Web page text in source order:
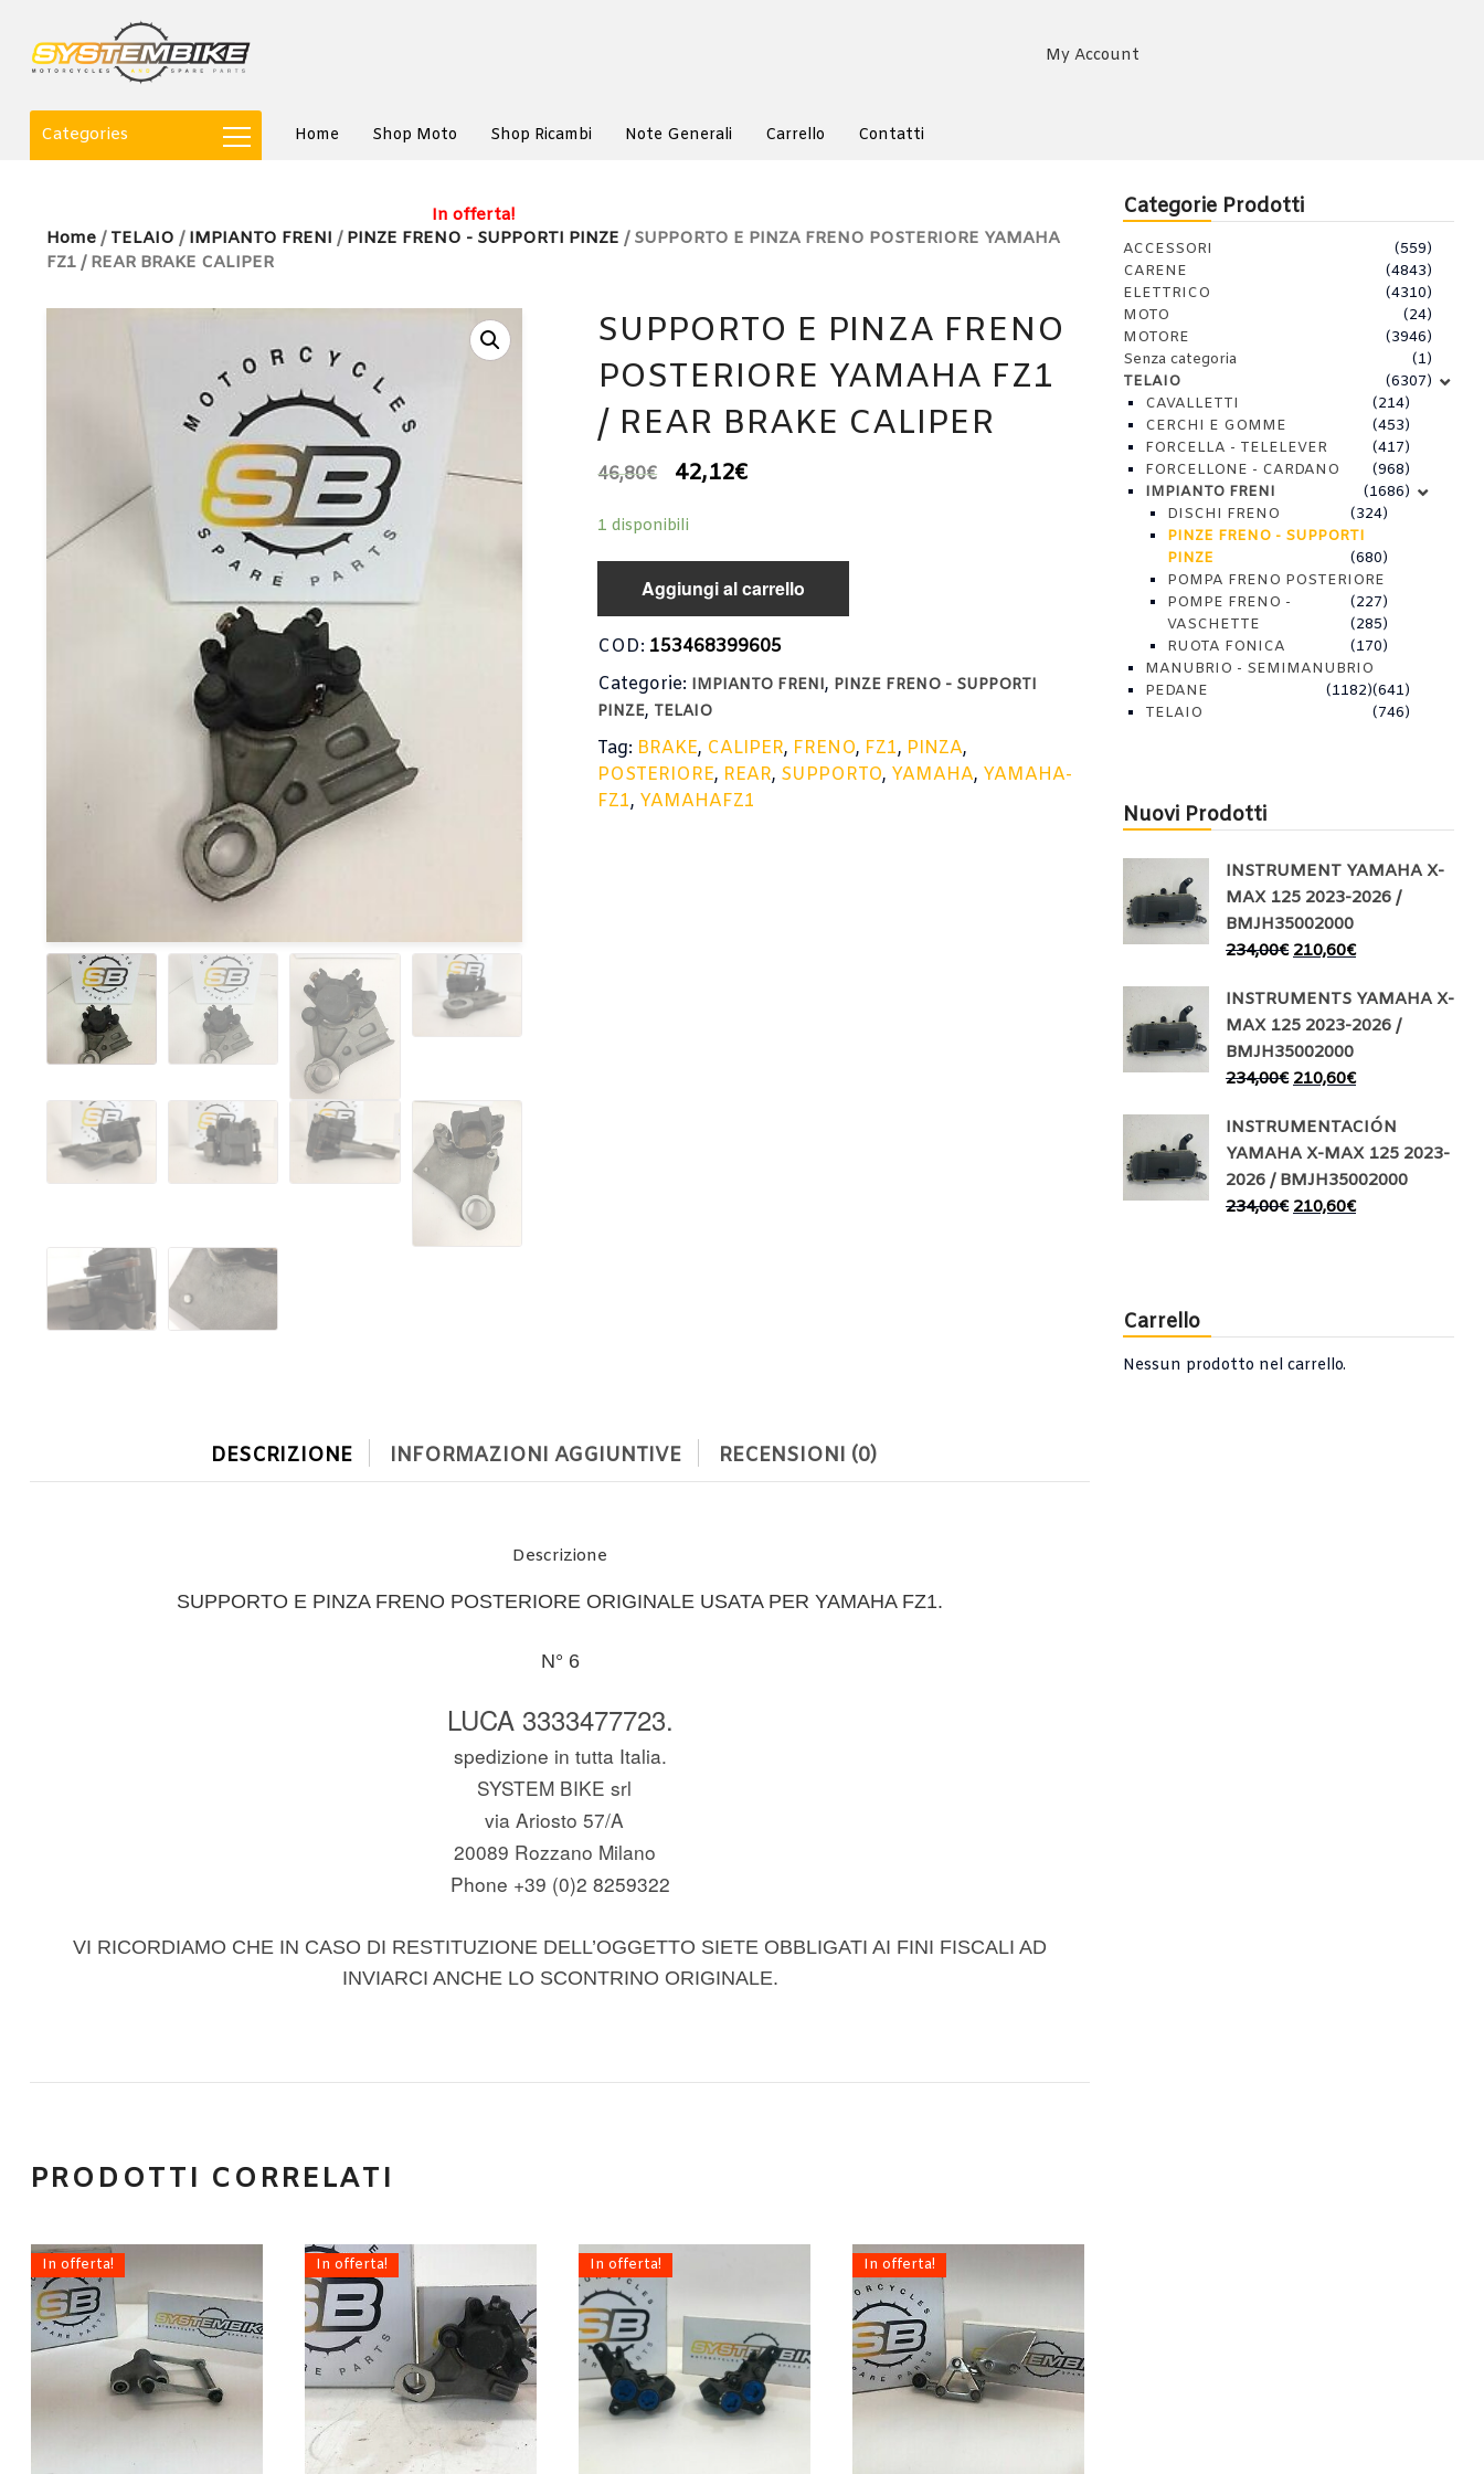
My Account
Categories Home Shop Moto Shop Ricambi Note Generali Carrello Contatti
Home / TELAIO / IMPIANTO FRENI / PINZE FRENO - SUPPORTI PINZE / SUPPORTO E PINZA FRENO POSTERIORE YAMAHA
FZ1 / REAR BRAKE CALIPER
In offerta!
SUPPORTO E PINZA FRENO
POSTERIORE YAMAHA FZ1
/ REAR BRAKE CALIPER
46,80€ 42,12€
1 disponibili
Aggiungi al carrello
COD: 153468399605
Categorie: IMPIANTO FRENI, PINZE FRENO - SUPPORTI
PINZE, TELAIO
Tag: BRAKE, CALIPER, FRENO, FZ1, PINZA,
POSTERIORE, REAR, SUPPORTO, YAMAHA, YAMAHA-
FZ1, YAMAHAFZ1
DESCRIZIONE INFORMAZIONI AGGIUNTIVE RECENSIONI (0)
Descrizione
SUPPORTO E PINZA FRENO POSTERIORE ORIGINALE USATA PER YAMAHA FZ1.
N° 6
LUCA 3333477723.
spedizione in tutta Italia.
SYSTEM BIKE srl
via Ariosto 57/A
20089 Rozzano Milano
Phone +39 (0)2 8259322
VI RICORDIAMO CHE IN CASO DI RESTITUZIONE DELL’OGGETTO SIETE OBBLIGATI AI FINI FISCALI AD
INVIARCI ANCHE LO SCONTRINO ORIGINALE.
PRODOTTI CORRELATI
In offerta! In offerta! In offerta! In offerta!
Categorie Prodotti
ACCESSORI
(559)
CARENE
(4843)
ELETTRICO
(4310)
MOTO
(24)
MOTORE
(3946)
Senza categoria
(1)
TELAIO
(6307)
CAVALLETTI
(214)
CERCHI E GOMME
(453)
FORCELLA - TELELEVER
(417)
FORCELLONE - CARDANO
(968)
IMPIANTO FRENI
(1686)
DISCHI FRENO
(324)
PINZE FRENO - SUPPORTI
PINZE
(680)
POMPA FRENO POSTERIORE
(227)
POMPE FRENO -
VASCHETTE
(285)
RUOTA FONICA
(170)
MANUBRIO - SEMIMANUBRIO
(641)
PEDANE
(1182)
TELAIO
(746)
Nuovi Prodotti
INSTRUMENT YAMAHA X-
MAX 125 2023-2026 /
BMJH35002000
234,00€ 210,60€
INSTRUMENTS YAMAHA X-
MAX 125 2023-2026 /
BMJH35002000
234,00€ 210,60€
INSTRUMENTACIÓN
YAMAHA X-MAX 125 2023-
2026 / BMJH35002000
234,00€ 210,60€
Carrello
Nessun prodotto nel carrello.